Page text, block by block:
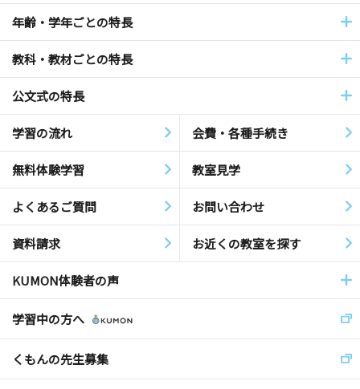
年齢・学年ごとの特長
教科・教材ごとの特長
公文式の特長
学習の流れ 会費・各種手続き
無料体験学習 教室見学
よくあるご質問 お問い合わせ
資料請求 お近くの教室を探す
KUMON体験者の声
学習中の方へ
くもんの先生募集